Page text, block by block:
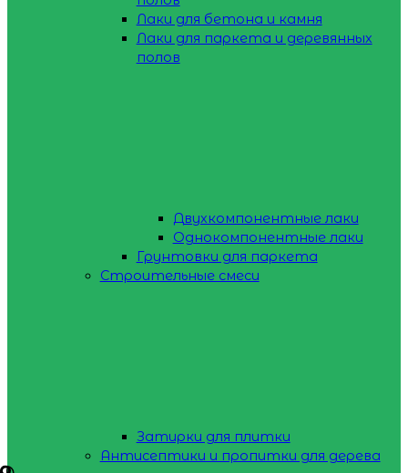
Лаки для бетона и камня
Лаки для паркета и деревянных
полов
Двухкомпонентные лаки
Однокомпонентные лаки
Грунтовки для паркета
Строительные смеси
Затирки для плитки
Антисептики и пропитки для дерева